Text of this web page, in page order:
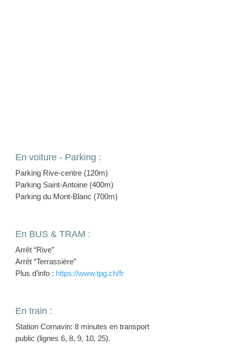
En voiture - Parking :
Parking Rive-centre (120m)
Parking Saint-Antoine (400m)
Parking du Mont-Blanc (700m)
En BUS & TRAM :
Arrêt “Rive”
Arrêt “Terrassière”
Plus d’info : https://www.tpg.ch/fr
En train :
Station Cornavin: 8 minutes en transport
public (lignes 6, 8, 9, 10, 25).